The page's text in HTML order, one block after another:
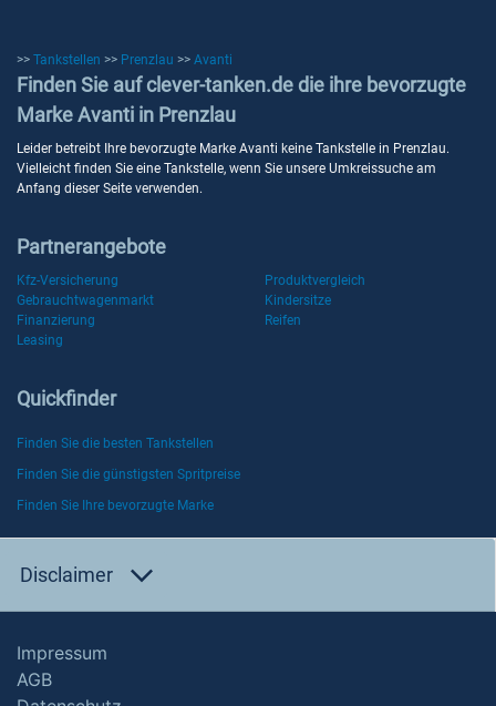
>> Tankstellen >> Prenzlau >> Avanti
Finden Sie auf clever-tanken.de die ihre bevorzugte
Marke Avanti in Prenzlau
Leider betreibt Ihre bevorzugte Marke Avanti keine Tankstelle in Prenzlau.
Vielleicht finden Sie eine Tankstelle, wenn Sie unsere Umkreissuche am
Anfang dieser Seite verwenden.
Partnerangebote
Kfz-Versicherung
Produktvergleich
Gebrauchtwagenmarkt
Kindersitze
Finanzierung
Reifen
Leasing
Quickfinder
Finden Sie die besten Tankstellen
Finden Sie die günstigsten Spritpreise
Finden Sie Ihre bevorzugte Marke
Disclaimer
Impressum
AGB